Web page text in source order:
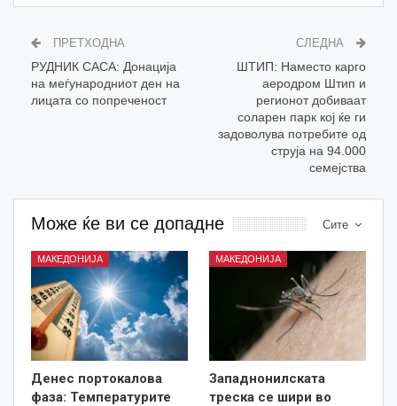
ПРЕТХОДНА
РУДНИК САСА: Донација
на меѓународниот ден на
лицатa со попреченост
СЛЕДНА
ШТИП: Наместо карго
аеродром Штип и
регионот добиваат
соларен парк кој ќе ги
задоволува потребите од
струја на 94.000
семејства
Сите
Може ќе ви се допадне
МАКЕДОНИЈА
Денес портокалова
фаза: Температурите
МАКЕДОНИЈА
Западнонилската
треска се шири во